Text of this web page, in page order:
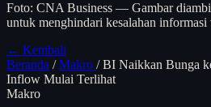
Foto: CNA Business — Gambar
untuk menghindari kesalahan informasi
← Kembali
Beranda / Makro / BI Naikkan Bunga
Inflow Mulai Terlihat
Makro